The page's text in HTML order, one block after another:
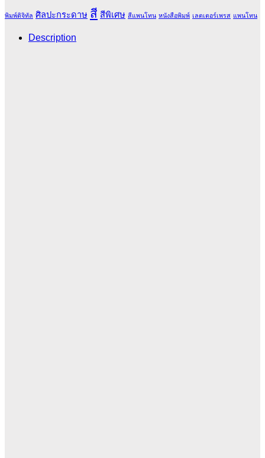
พิมพ์ดิจิทัล ศิลปะกระดาษ สี สีพิเศษ สีแพนโทน หนังสือพิมพ์ เลตเตอร์เพรส แพนโทน
Description